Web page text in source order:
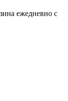
ежедневно с